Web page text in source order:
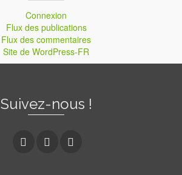
Connexion
Flux des publications
Flux des commentaires
Site de WordPress-FR
Suivez-nous !